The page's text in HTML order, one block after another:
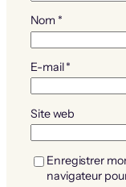
Nom *
E-mail*
Site web
Enregistrer
navigateur